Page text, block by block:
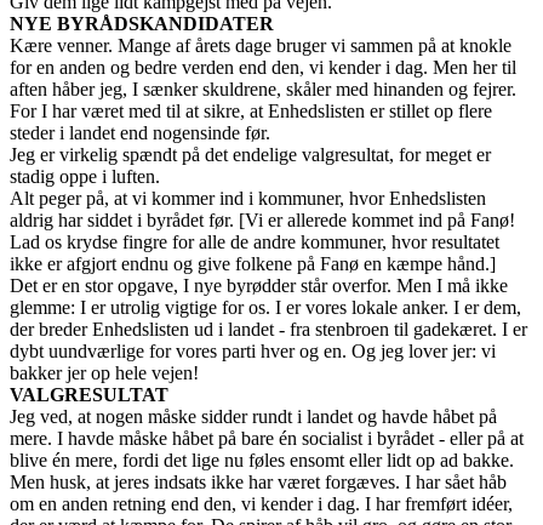
NYE BYRÅDSKANDIDATER
Kære venner. Mange af årets dage bruger vi sammen på at knokle
for en anden og bedre verden end den, vi kender i dag. Men her til
aften håber jeg, I sænker skuldrene, skåler med hinanden og fejrer.
For I har været med til at sikre, at Enhedslisten er stillet op flere
steder i landet end nogensinde før.
Jeg er virkelig spændt på det endelige valgresultat, for meget er
stadig oppe i luften.
Alt peger på, at vi kommer ind i kommuner, hvor Enhedslisten
aldrig har siddet i byrådet før. [Vi er allerede kommet ind på Fanø!
Lad os krydse fingre for alle de andre kommuner, hvor resultatet
ikke er afgjort endnu og give folkene på Fanø en kæmpe hånd.]
Det er en stor opgave, I nye byrødder står overfor. Men I må ikke
glemme: I er utrolig vigtige for os. I er vores lokale anker. I er dem,
der breder Enhedslisten ud i landet - fra stenbroen til gadekæret. I er
dybt uundværlige for vores parti hver og en. Og jeg lover jer: vi
bakker jer op hele vejen!
VALGRESULTAT
Jeg ved, at nogen måske sidder rundt i landet og havde håbet på
mere. I havde måske håbet på bare én socialist i byrådet - eller på at
blive én mere, fordi det lige nu føles ensomt eller lidt op ad bakke.
Men husk, at jeres indsats ikke har været forgæves. I har sået håb
om en anden retning end den, vi kender i dag. I har fremført idéer,